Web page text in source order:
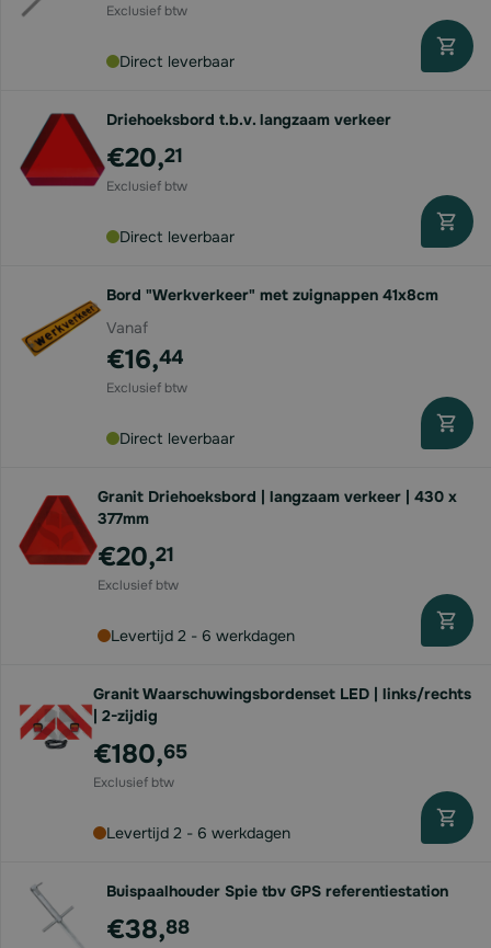
Direct leverbaar
Driehoeksbord t.b.v. langzaam verkeer
€20,21
Direct leverbaar
Bord "Werkverkeer" met zuignappen 41x8cm
Vanaf
€16,44
Direct leverbaar
Granit Driehoeksbord | langzaam verkeer | 430 x
377mm
€20,21
Levertijd 2 - 6 werkdagen
Granit Waarschuwingsbordenset LED | links/rechts
| 2-zijdig
€180,65
Levertijd 2 - 6 werkdagen
Buispaalhouder Spie tbv GPS referentiestation
€38,88